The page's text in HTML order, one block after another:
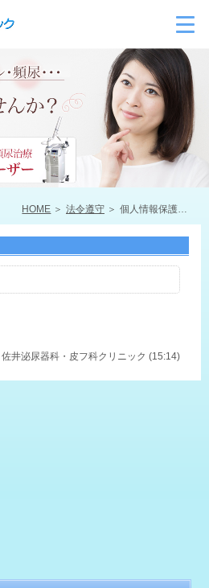
HOME 法令遵守 個人情報保護の取り組み
佐井泌尿器科・皮フ科クリニック (15:14)